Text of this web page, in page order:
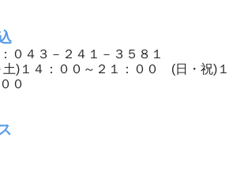
０４３－２４１－３５８１
土)１４：００～２１：００ (日・祝)１
０